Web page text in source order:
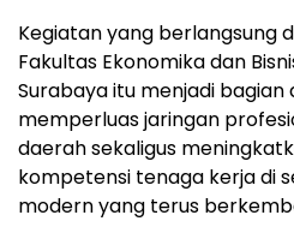
Kegiatan yang berlangsung
Fakultas Ekonomika dan
Surabaya itu menjadi bagian
memperluas jaringan
daerah sekaligus
kompetensi tenaga kerja di
modern yang terus